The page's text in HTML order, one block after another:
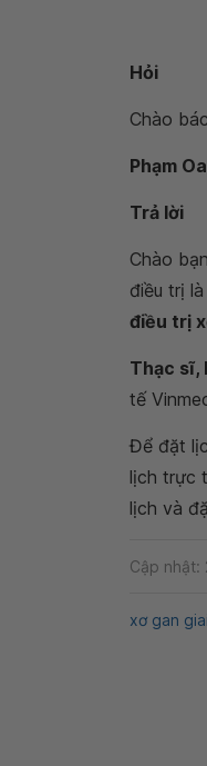
Hỏi
Chào
Phạm
Trả lời
Chào
điều trị
điều trị
Thạc sĩ,
tế
Để đặt
lịch trực
lịch và
Cập
xơ gan